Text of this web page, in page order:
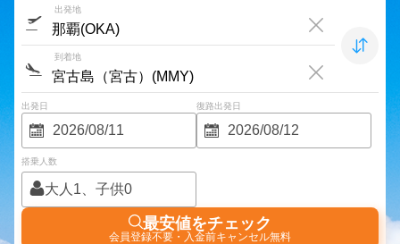
出発地
到着地
出発日 復路出発日
搭乗人数
大人1、子供0
最安値をチェック
会員登録不要・入金前キャンセル無料